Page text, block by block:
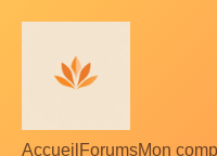
Accueil ForumsMon